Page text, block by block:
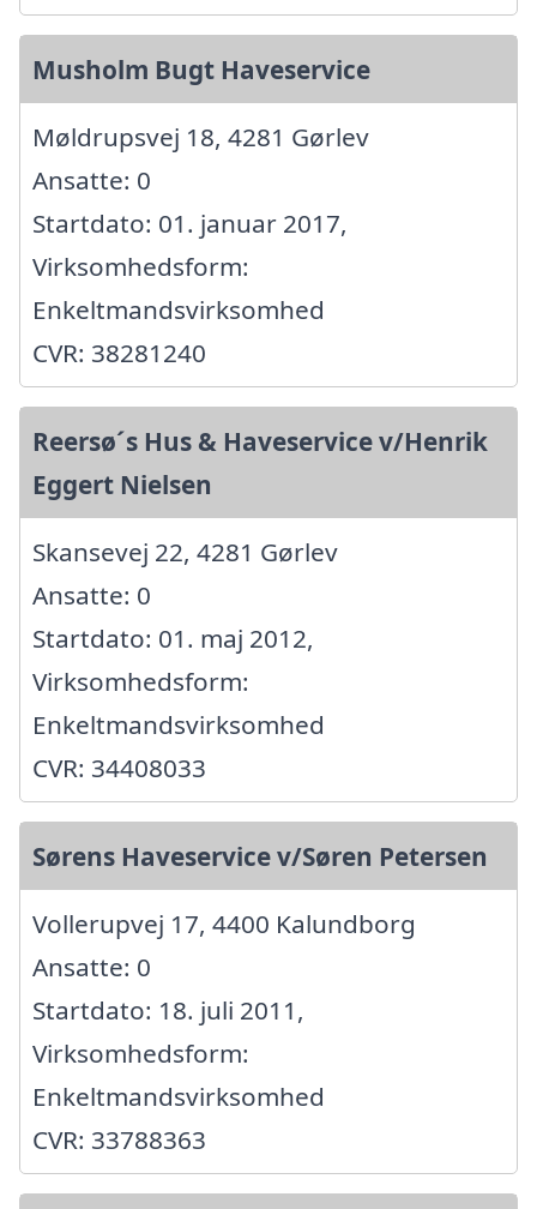
Musholm Bugt Haveservice
Møldrupsvej 18, 4281 Gørlev
Ansatte: 0
Startdato: 01. januar 2017,
Virksomhedsform:
Enkeltmandsvirksomhed
CVR: 38281240
Reersø´s Hus & Haveservice v/Henrik
Eggert Nielsen
Skansevej 22, 4281 Gørlev
Ansatte: 0
Startdato: 01. maj 2012,
Virksomhedsform:
Enkeltmandsvirksomhed
CVR: 34408033
Sørens Haveservice v/Søren Petersen
Vollerupvej 17, 4400 Kalundborg
Ansatte: 0
Startdato: 18. juli 2011,
Virksomhedsform:
Enkeltmandsvirksomhed
CVR: 33788363